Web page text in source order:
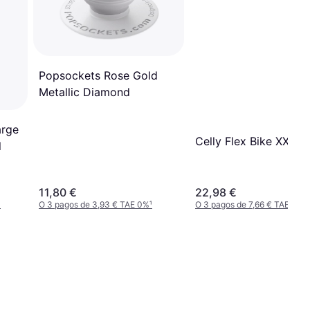
Popsockets Rose Gold
Metallic Diamond
11,80 €
O 3 pagos de 3,93 € TAE 0%¹
Celly Flex Bike XXXL
22,98 €
O 3 pagos de 7,66 € TAE 0%